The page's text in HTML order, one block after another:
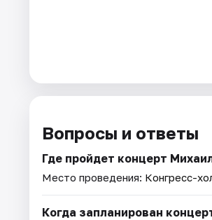
Вопросы и ответы
Где пройдет концерт
Место проведения: Конгресс-
Когда запланирован